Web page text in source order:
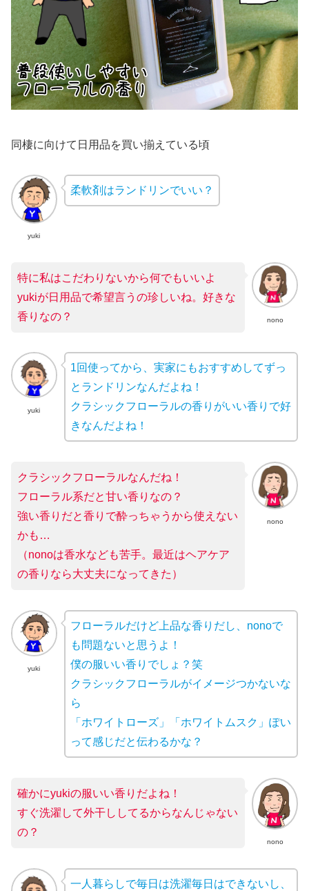
同棲に向けて日用品を買い揃えている頃
yuki
柔軟剤はランドリンでいい？
nono
特に私はこだわりないから何でもいいよ
yukiが日用品で希望言うの珍しいね。好きな
香りなの？
yuki
1回使ってから、実家にもおすすめしてずっ
とランドリンなんだよね！
クラシックフローラルの香りがいい香りで好
きなんだよね！
nono
クラシックフローラルなんだね！
フローラル系だと甘い香りなの？
強い香りだと香りで酔っちゃうから使えない
かも…
（nonoは香水なども苦手。最近はヘアケア
の香りなら大丈夫になってきた）
yuki
フローラルだけど上品な香りだし、nonoで
も問題ないと思うよ！
僕の服いい香りでしょ？笑
クラシックフローラルがイメージつかないな
ら
「ホワイトローズ」「ホワイトムスク」ぽい
って感じだと伝わるかな？
nono
確かにyukiの服いい香りだよね！
すぐ洗濯して外干ししてるからなんじゃない
の？
一人暮らしで毎日は洗濯毎日はできないし、